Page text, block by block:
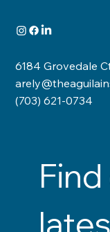
6184 Grovedale
(703) 621-0734